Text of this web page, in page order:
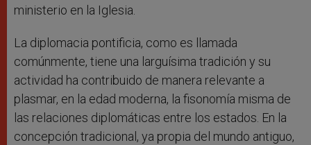
ministerio en la Iglesia.
La diplomacia pontificia, como es llamada
comúnmente, tiene una larguísima tradición y su
actividad ha contribuido de manera relevante a
plasmar, en la edad moderna, la fisonomía misma de
las relaciones diplomáticas entre los estados. En la
concepción tradicional, ya propia del mundo antiguo,